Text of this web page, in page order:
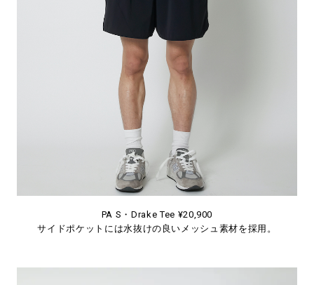
PA S・Drake Tee ¥20,900
サイドポケットには水抜けの良いメッシュ素材を採用。